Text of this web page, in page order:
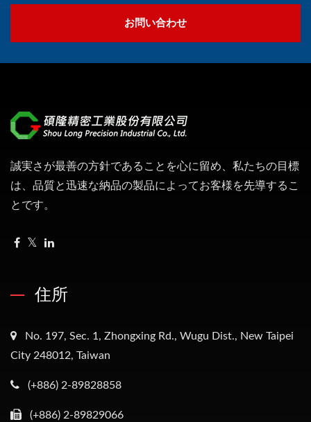
お問い合わせ
誠実さが最善の方針であることを心に留め、私たちの目標
は、品質と迅速な納品の製品によってお客様を先導するこ
とです。
住所
No. 197, Sec. 1, Zhongxing Rd., Wugu Dist., New Taipei
City 248012, Taiwan
(+886) 2-89828858
(+886) 2-89829066